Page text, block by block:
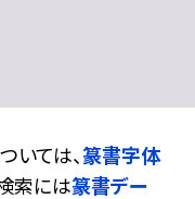
いては、篆書字体
索には篆書デー